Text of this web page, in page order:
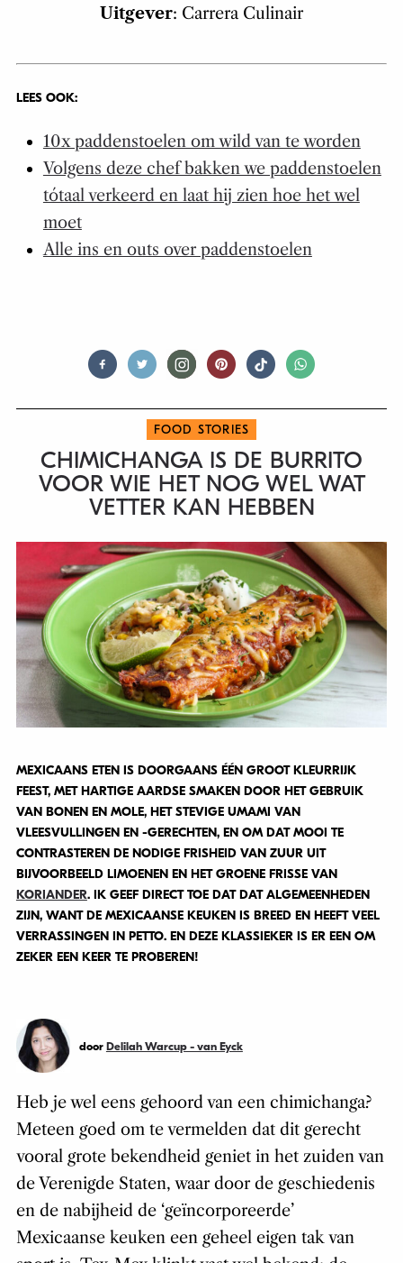
Uitgever: Carrera Culinair
LEES OOK:
10x paddenstoelen om wild van te worden
Volgens deze chef bakken we paddenstoelen
tótaal verkeerd en laat hij zien hoe het wel
moet
Alle ins en outs over paddenstoelen
FOOD STORIES
CHIMICHANGA IS DE BURRITO
VOOR WIE HET NOG WEL WAT
VETTER KAN HEBBEN
MEXICAANS ETEN IS DOORGAANS ÉÉN GROOT KLEURRIJK
FEEST, MET HARTIGE AARDSE SMAKEN DOOR HET GEBRUIK
VAN BONEN EN MOLE, HET STEVIGE UMAMI VAN
VLEESVULLINGEN EN -GERECHTEN, EN OM DAT MOOI TE
CONTRASTEREN DE NODIGE FRISHEID VAN ZUUR UIT
BIJVOORBEELD LIMOENEN EN HET GROENE FRISSE VAN
KORIANDER. IK GEEF DIRECT TOE DAT DAT ALGEMEENHEDEN
ZIJN, WANT DE MEXICAANSE KEUKEN IS BREED EN HEEFT VEEL
VERRASSINGEN IN PETTO. EN DEZE KLASSIEKER IS ER EEN OM
ZEKER EEN KEER TE PROBEREN!
door Delilah Warcup - van Eyck
Heb je wel eens gehoord van een chimichanga?
Meteen goed om te vermelden dat dit gerecht
vooral grote bekendheid geniet in het zuiden van
de Verenigde Staten, waar door de geschiedenis
en de nabijheid de ‘geïncorporeerde’
Mexicaanse keuken een geheel eigen tak van